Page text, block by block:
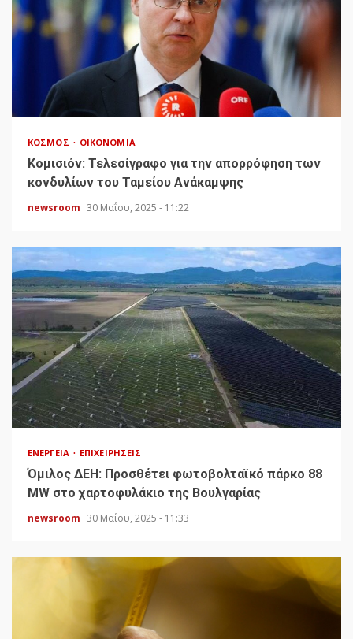
ΚΌΣΜΟΣ ΟΙΚΟΝΟΜΊΑ
Κομισιόν: Τελεσίγραφο για την απορρόφηση των
κονδυλίων του Ταμείου Ανάκαμψης
newsroom 30 Μαΐου, 2025 - 11:22
ΕΝΈΡΓΕΙΑ ΕΠΙΧΕΙΡΉΣΕΙΣ
Όμιλος ΔΕΗ: Προσθέτει φωτοβολταϊκό πάρκο 88
MW στο χαρτοφυλάκιο της Βουλγαρίας
newsroom 30 Μαΐου, 2025 - 11:33